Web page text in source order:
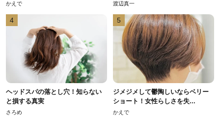
かえで 渡辺真一
4
ヘッドスパの落とし穴！知らない
と損する真実
さろめ
5
ジメジメして鬱陶しいならベリー
ショート！女性らしさを失...
かえで